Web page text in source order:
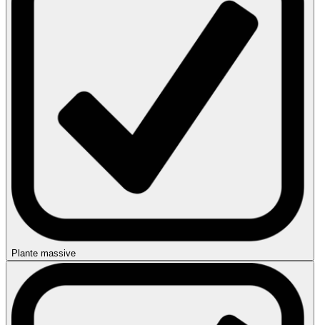
Plante massive